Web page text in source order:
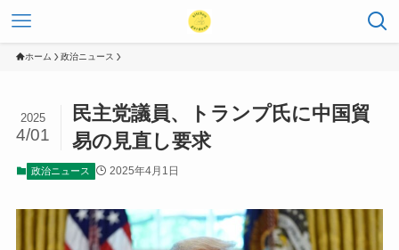
ホーム 政治ニュース
民主党議員、トランプ氏に中国貿
易の見直し要求
2025
4/01
政治ニュース 2025年4月1日